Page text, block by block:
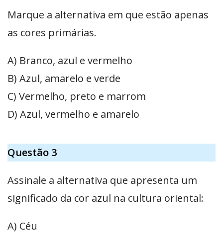
Marque a alternativa em que estão apenas
as cores primárias.
A) Branco, azul e vermelho
B) Azul, amarelo e verde
C) Vermelho, preto e marrom
D) Azul, vermelho e amarelo
Questão 3
Assinale a alternativa que apresenta um
significado da cor azul na cultura oriental:
A) Céu